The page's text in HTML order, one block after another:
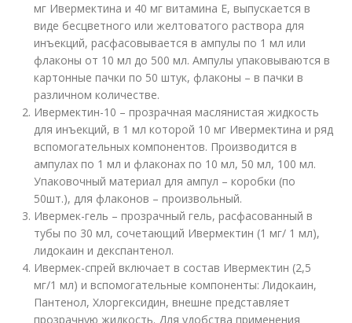
мг Ивермектина и 40 мг витамина Е, выпускается в
виде бесцветного или желтоватого раствора для
инъекций, расфасовывается в ампулы по 1 мл или
флаконы от 10 мл до 500 мл. Ампулы упаковываются в
картонные пачки по 50 штук, флаконы – в пачки в
различном количестве.
Ивермектин-10 – прозрачная маслянистая жидкость
для инъекций, в 1 мл которой 10 мг Ивермектина и ряд
вспомогательных компонентов. Производится в
ампулах по 1 мл и флаконах по 10 мл, 50 мл, 100 мл.
Упаковочный материал для ампул – коробки (по
50шт.), для флаконов – произвольный.
Ивермек-гель – прозрачный гель, расфасованный в
тубы по 30 мл, сочетающий Ивермектин (1 мг/ 1 мл),
лидокаин и декспантенол.
Ивермек-спрей включает в состав Ивермектин (2,5
мг/1 мл) и вспомогательные компоненты: Лидокаин,
Пантенол, Хлоргексидин, внешне представляет
прозрачную жидкость. Для удобства применения